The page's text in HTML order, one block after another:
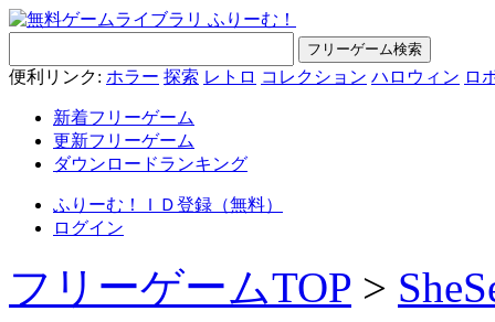
便利リンク: ホラー 探索 レトロ コレクション ハロウィン ロ
新着フリーゲーム
更新フリーゲーム
ダウンロードランキング
ふりーむ！ＩＤ登録（無料）
ログイン
フリーゲームTOP >